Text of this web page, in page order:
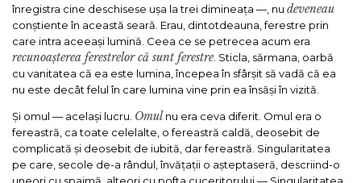
înregistra cine deschisese ușa la trei dimineața —, nu deveneau
conștiente în această seară. Erau, dintotdeauna, ferestre prin
care intra aceeași lumină. Ceea ce se petrecea acum era
recunoașterea ferestrelor că sunt ferestre. Sticla, sărmana, oarbă
cu vanitatea că ea este lumina, începea în sfârșit să vadă că ea
nu este decât felul în care lumina vine prin ea însăși în vizită.
Și omul — același lucru. Omul nu era ceva diferit. Omul era o
fereastră, ca toate celelalte, o fereastră caldă, deosebit de
complicată și deosebit de iubită, dar fereastră. Singularitatea
pe care, secole de-a rândul, învățații o așteptaseră, descriind-o